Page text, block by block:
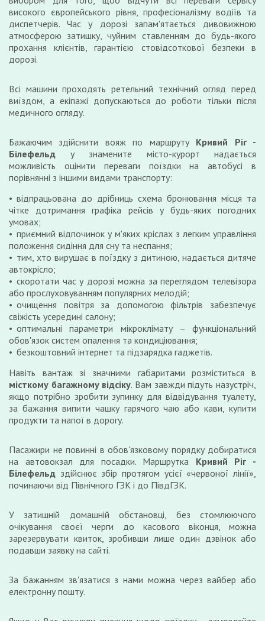
високого європейського рівня, професіоналізму водіїв та
диспетчерів. Час у дорозі запам'ятається дивовижною
атмосферою затишку, чуйним ставленням до будь-якого
прохання клієнтів, гарантією стовідсоткової безпеки в
дорозі.
Всі машини проходять ретельний технічний огляд перед
виїздом, а екіпажі допускаються до роботи тільки після
медичного огляду.
Бажаючим здійснити вояж по маршрутуКривий Ріг -
Білефельд у знамените місто-курорт надається
можливість оцінити переваги поїздки на автобусі в
порівнянні з іншими видами транспорту:
відпрацьована до дрібниць схема бронювання місця та
чітке дотримання графіка рейсів у будь-яких погодних
умовах;
приємний відпочинок у м'яких кріслах з легким управління
положення сидіння для сну та неспання;
тим, хто вирушає в поїздку з дитиною, надається дитяче
автокрісло;
скоротати час у дорозі можна за переглядом телевізора
або прослуховуванням популярних мелодій;
очищення повітря за допомогою фільтрів забезпечує
свіжість усередині салону;
оптимальні параметри мікроклімату – функціональний
обов'язок систем опалення та кондиціювання;
безкоштовний інтернет та підзарядка гаджетів.
Навіть вантаж зі значними габаритами розміститься в
місткому багажному відсіку. Вам завжди підуть назустріч,
якщо потрібно зробити зупинку для відвідування туалету,
за бажання випити чашку гарячого чаю або кави, купити
продукти та напої в дорогу.
Пасажири не повинні в обов'язковому порядку добиратися
на автовокзал для посадки. Маршрутка Кривий Ріг -
Білефельд здійснює збір протягом усієї «червоної лінії»,
починаючи від Північного ГЗК і до ПівдГЗК.
У затишній домашній обстановці, без стомлюючого
очікування своєї черги до касового віконця, можна
зарезервувати квиток, зробивши лише один дзвінок або
подавши заявку на сайті.
За бажанням зв'язатися з нами можна через вайбер або
електронну пошту.